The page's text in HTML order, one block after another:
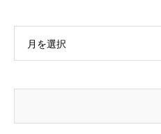
月を選択